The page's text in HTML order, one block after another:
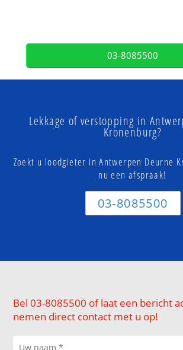
03-8085500
Lekkage of verstopping in
Kronenburg?
Zoekt u loodgieter in Antwerpen Deurne
nu een afspraak!
03-8085500
Bel 03-8085500 of laat een bericht
nemen direct contact met u op!